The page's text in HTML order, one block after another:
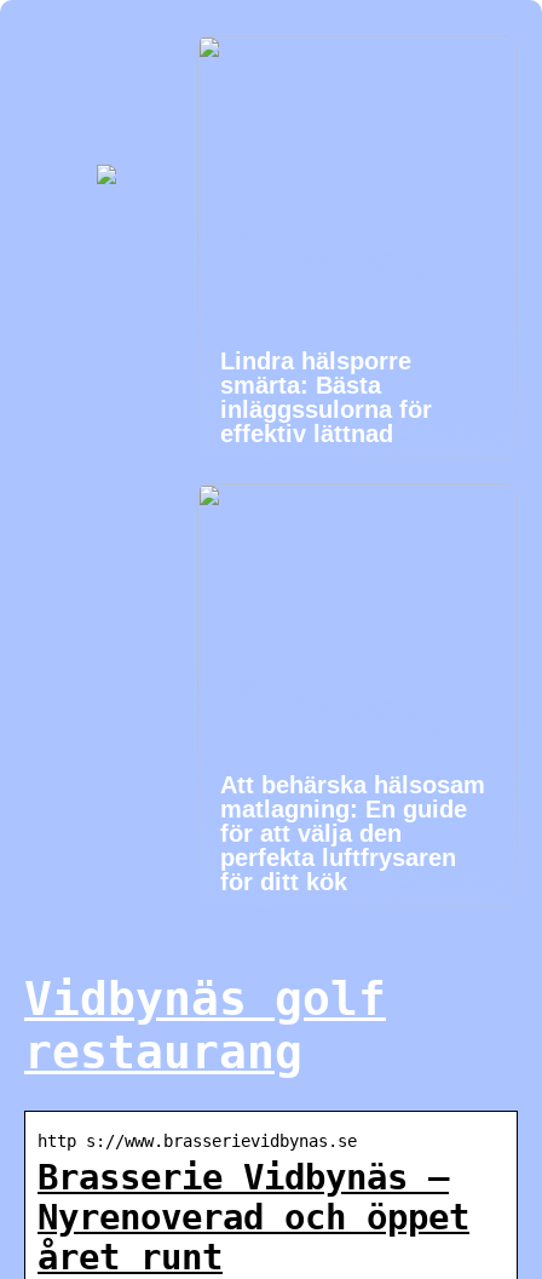
Lindra hälsporre
smärta: Bästa
inläggssulorna för
effektiv lättnad
Att behärska hälsosam
matlagning: En guide
för att välja den
perfekta luftfrysaren
för ditt kök
Vidbynäs golf
restaurang
http s://www.brasserievidbynas.se
Brasserie Vidbynäs –
Nyrenoverad och öppet
året runt